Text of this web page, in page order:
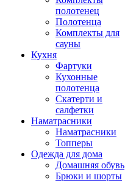
полотенец
Полотенца
Комплекты для
сауны
Кухня
Фартуки
Кухонные
полотенца
Скатерти и
салфетки
Наматрасники
Наматрасники
Топперы
Одежда для дома
Домашняя обувь
Брюки и шорты